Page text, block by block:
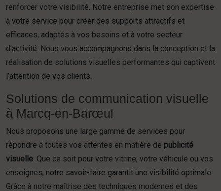
renforcer votre visibilité. Notre entreprise met son expertise
à votre service pour créer des supports attractifs et
efficaces, adaptés à vos besoins et à votre secteur
d’activité. Nous vous accompagnons dans la conception et la
réalisation de solutions visuelles performantes qui captivent
l’attention de vos clients.
Solutions de communication visuelle
à Marcq-en-Barœul
Nous proposons une large gamme de services pour
répondre à toutes vos attentes en matière de publicité
visuelle. Que ce soit pour votre vitrine, votre véhicule ou vos
enseignes, notre savoir-faire garantit une visibilité optimale.
Grâce à notre maîtrise des techniques modernes et des